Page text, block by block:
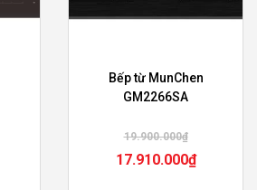
Bếp từ MunChen
GM2266SA
19.900.000₫
17.910.000₫